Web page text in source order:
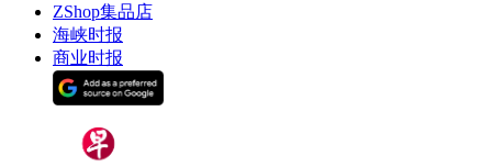
ZShop集品店
海峡时报
商业时报